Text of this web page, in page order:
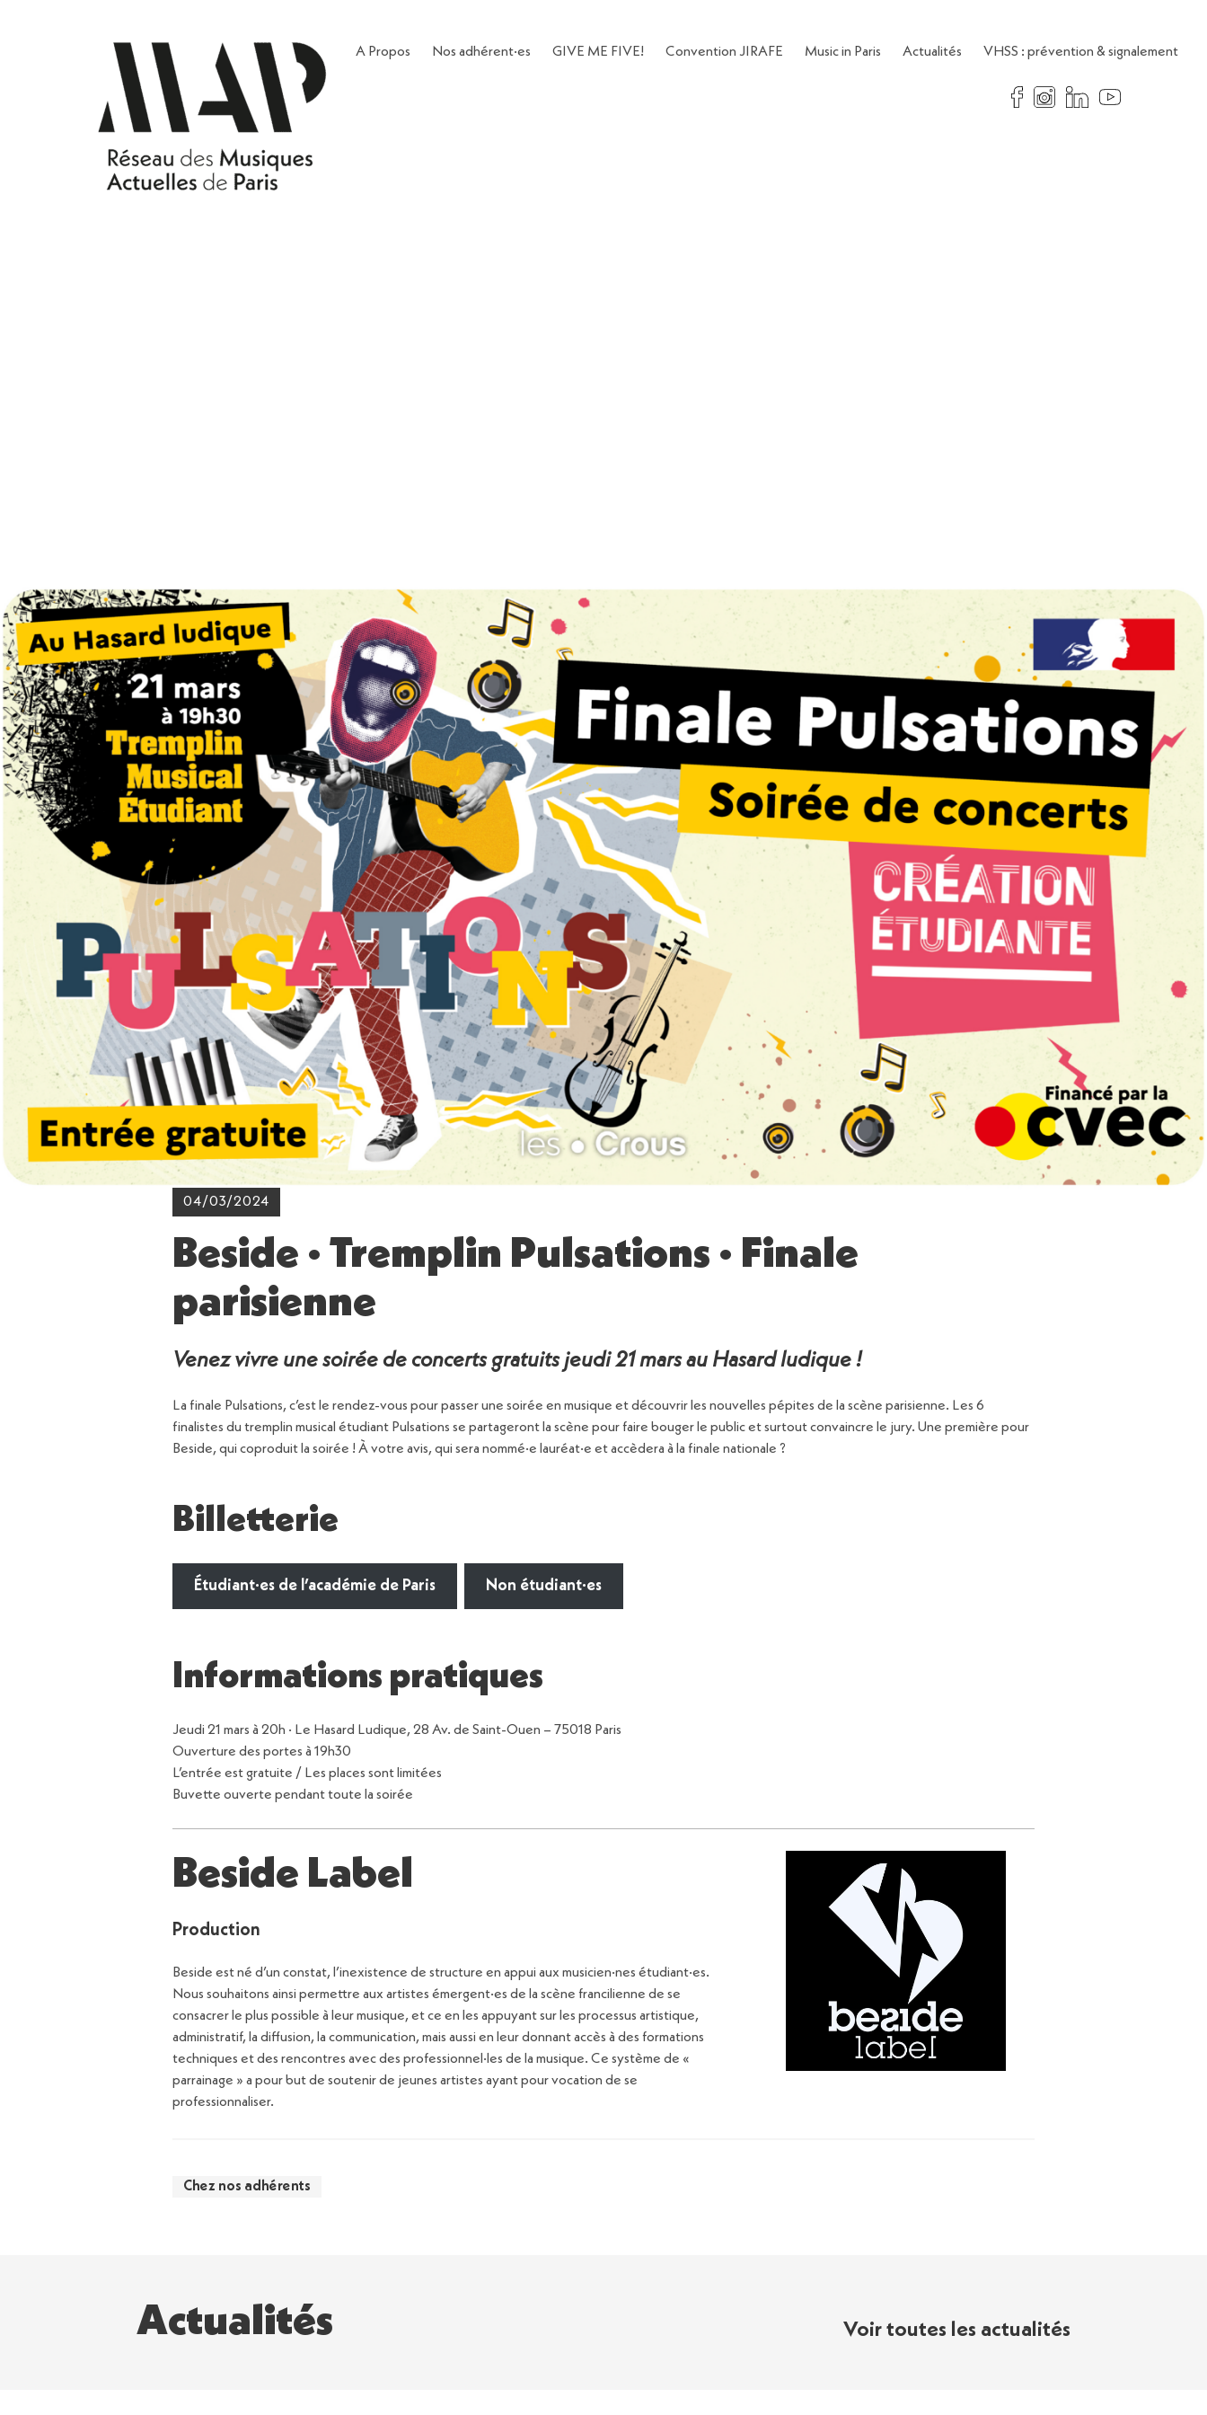
A Propos Nos adhérent·es GIVE ME FIVE! Convention JIRAFE Music in Paris Actualités VHSS : prévention & signalement
04/03/2024
Beside · Tremplin Pulsations · Finale
parisienne
Venez vivre une soirée de concerts gratuits jeudi 21 mars au Hasard ludique !
La finale Pulsations, c’est le rendez-vous pour passer une soirée en musique et découvrir les nouvelles pépites de la scène parisienne. Les 6
finalistes du tremplin musical étudiant Pulsations se partageront la scène pour faire bouger le public et surtout convaincre le jury. Une première pour
Beside, qui coproduit la soirée ! À votre avis, qui sera nommé·e lauréat·e et accèdera à la finale nationale ?
Billetterie
Étudiant·es de l’académie de Paris Non étudiant·es
Informations pratiques
Jeudi 21 mars à 20h · Le Hasard Ludique, 28 Av. de Saint-Ouen – 75018 Paris
Ouverture des portes à 19h30
L’entrée est gratuite / Les places sont limitées
Buvette ouverte pendant toute la soirée
Beside Label
Production
Beside est né d’un constat, l’inexistence de structure en appui aux musicien·nes étudiant·es.
Nous souhaitons ainsi permettre aux artistes émergent·es de la scène francilienne de se
consacrer le plus possible à leur musique, et ce en les appuyant sur les processus artistique,
administratif, la diffusion, la communication, mais aussi en leur donnant accès à des formations
techniques et des rencontres avec des professionnel·les de la musique. Ce système de «
parrainage » a pour but de soutenir de jeunes artistes ayant pour vocation de se
professionnaliser.
Chez nos adhérents
Actualités Voir toutes les actualités